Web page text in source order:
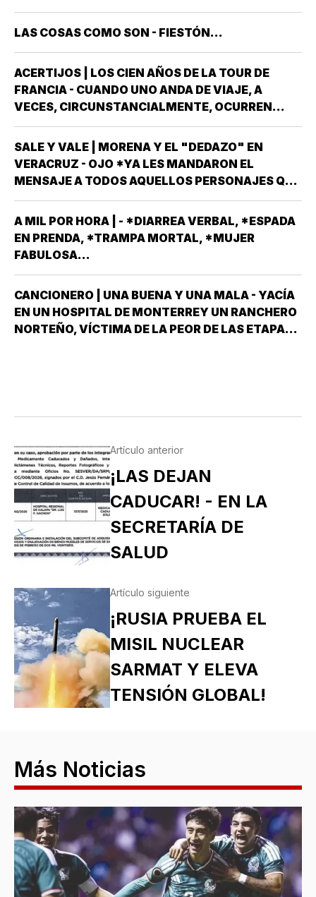
2026 SE UBICARÁ COMO EL PEOR DE LA HISTORIA
EN CUANTO A GOLPES CLIMÁTICOS *UNA OLA
LAS COSAS COMO SON - FIESTÓN...
ACERTIJOS | LOS CIEN AÑOS DE LA TOUR DE
FRANCIA - CUANDO UNO ANDA DE VIAJE, A
VECES, CIRCUNSTANCIALMENTE, OCURREN
COSAS QUE NO LLEVABAS PLANEADA *ME HAN
OCURRIDO ALGUNAS OCASIONES *AHORA
REMEMORO ESTA PORQUE TENEMOS A UN
MEXICANO EN EL TOP TEN DE…
SALE Y VALE | MORENA Y EL "DEDAZO" EN
VERACRUZ - OJO *YA LES MANDARON EL
MENSAJE A TODOS AQUELLOS PERSONAJES QUE
ASPIRAN A SER CANDIDATOS A DIPUTADOS
LOCALES, EN ALGUNO DE LOS 30 DISTRITOS QUE
HAY EN VERACRUZ POR EL PARTIDO MORENA,
DESPUÉS QUE NO…
A MIL POR HORA | - *DIARREA VERBAL, *ESPADA
EN PRENDA, *TRAMPA MORTAL, *MUJER
FABULOSA...
CANCIONERO | UNA BUENA Y UNA MALA - YACÍA
EN UN HOSPITAL DE MONTERREY UN RANCHERO
NORTEÑO, VÍCTIMA DE LA PEOR DE LAS ETAPAS
Artículo anterior
¡LAS DEJAN
CADUCAR! - EN LA
SECRETARÍA DE
SALUD
Artículo siguiente
¡RUSIA PRUEBA EL
MISIL NUCLEAR
SARMAT Y ELEVA
TENSIÓN GLOBAL!
Más Noticias